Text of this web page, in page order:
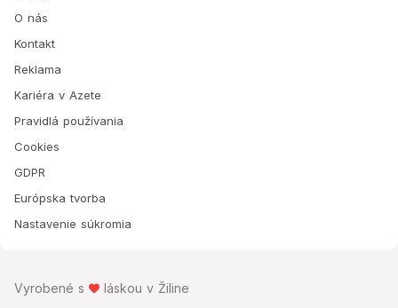
O nás
Kontakt
Reklama
Kariéra v Azete
Pravidlá používania
Cookies
GDPR
Európska tvorba
Nastavenie súkromia
Vyrobené s láskou v Žiline